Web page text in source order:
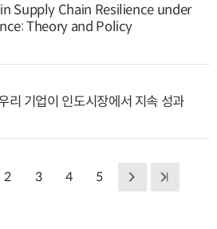
Supply Chain Resilience under
Theory and Policy
리 기업이 인도시장에서 지속 성과
2 3 4 5